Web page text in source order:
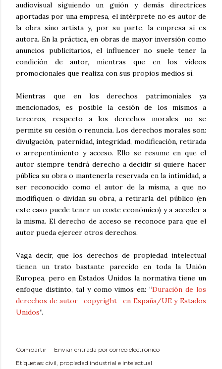
audiovisual siguiendo un guión y demás directrices
aportadas por una empresa, el intérprete no es autor de
la obra sino artista y, por su parte, la empresa sí es
autora. En la práctica, en obras de mayor inversión como
anuncios publicitarios, el influencer no suele tener la
condición de autor, mientras que en los vídeos
promocionales que realiza con sus propios medios sí.
Mientras que en los derechos patrimoniales ya
mencionados, es posible la cesión de los mismos a
terceros, respecto a los derechos morales no se
permite su cesión o renuncia. Los derechos morales son:
divulgación, paternidad, integridad, modificación, retirada
o arrepentimiento y acceso. Ello se resume en que el
autor siempre tendrá derecho a decidir si quiere hacer
pública su obra o mantenerla reservada en la intimidad, a
ser reconocido como el autor de la misma, a que no
modifiquen o dividan su obra, a retirarla del público (en
este caso puede tener un coste económico) y a acceder a
la misma. El derecho de acceso se reconoce para que el
autor pueda ejercer otros derechos.
Vaga decir, que los derechos de propiedad intelectual
tienen un trato bastante parecido en toda la Unión
Europea, pero en Estados Unidos la normativa tiene un
enfoque distinto, tal y como vimos en: “Duración de los
derechos de autor -copyright- en España/UE y Estados
Unidos”.
Compartir
Enviar entrada por correo electrónico
Etiquetas: civil propiedad industrial e intelectual